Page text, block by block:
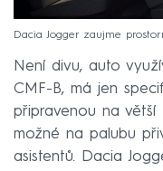
Dacia Jogger zaujme
Není divu, auto
CMF-B, má jen
připravenou na větší
možné na palubu
asistentů. Dacia